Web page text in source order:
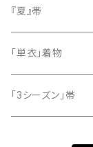
留袖
『夏』帯
「単衣」着物
「3シーズン」帯